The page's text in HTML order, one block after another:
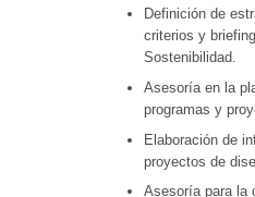
Definición de
criterios y
Sostenibilidad.
Asesoría en la
programas y
Elaboración de
proyectos de
Asesoría para la